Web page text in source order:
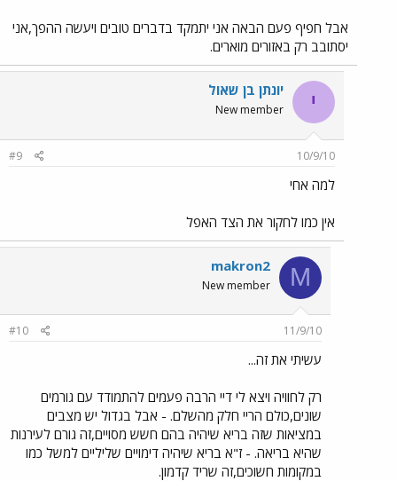
אבל חפיף פעם הבאה אני יתמקד בדברים טובים ויעשה ההפך,אני
יסתובב רק באזורים מוארים.
י יונתן בן שאול
New member
10/9/10
#9
למה אחי
אין כמו לחקור את הצד האפל
M
makron2
New member
11/9/10
#10
עשיתי את זה...
רק לחוויה ויצא לי דיי הרבה פעמים להתמודד עם גורמים
שונים,כולם הריי חלק מהשלם. - אבל בגדול יש מצבים
במציאות שזה בריא שיהיה בהם חשש מסויים,זה גורם לעירנות
שהיא בריאה. - ז"א בריא שיהיה דימויים שליליים למשל כמו
במקומות חשוכים,זה שריד קדמון.